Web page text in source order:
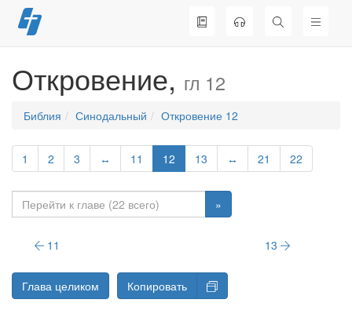
Перейти
к
Откровение, гл 12
Библия Синодальный Откровение 12
1 2 3 ↔ 11 12 13 ↔ 21 22
»
11 13
Глава целиком Копировать